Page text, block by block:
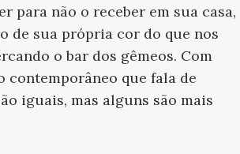
para não o receber em sua casa,
de sua própria cor do que nos
o bar dos gêmeos. Com
contemporâneo que fala de
iguais, mas alguns são mais